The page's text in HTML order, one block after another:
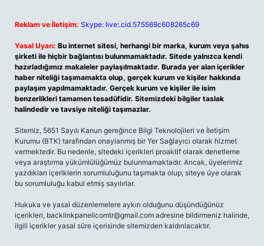
Reklam ve İletişim: Skype: live:.cid.575569c608265c69
Yasal Uyarı: Bu internet sitesi, herhangi bir marka, kurum veya şahıs
şirketi ile hiçbir bağlantısı bulunmamaktadır. Sitede yalnızca kendi
hazırladığımız makaleler paylaşılmaktadır. Burada yer alan içerikler
haber niteliği taşımamakta olup, gerçek kurum ve kişiler hakkında
paylaşım yapılmamaktadır. Gerçek kurum ve kişiler ile isim
benzerlikleri tamamen tesadüfidir. Sitemizdeki bilgiler taslak
halindedir ve tavsiye niteliği taşımazlar.
Sitemiz, 5651 Sayılı Kanun gereğince Bilgi Teknolojileri ve İletişim
Kurumu (BTK) tarafından onaylanmış bir Yer Sağlayıcı olarak hizmet
vermektedir. Bu nedenle, sitedeki içerikleri proaktif olarak denetleme
veya araştırma yükümlülüğümüz bulunmamaktadır. Ancak, üyelerimiz
yazdıkları içeriklerin sorumluluğunu taşımakta olup, siteye üye olarak
bu sorumluluğu kabul etmiş sayılırlar.
Hukuka ve yasal düzenlemelere aykırı olduğunu düşündüğünüz
içerikleri, backlinkpanelicomtr@gmail.com adresine bildirmeniz halinde,
ilgili içerikler yasal süre içerisinde sitemizden kaldırılacaktır.